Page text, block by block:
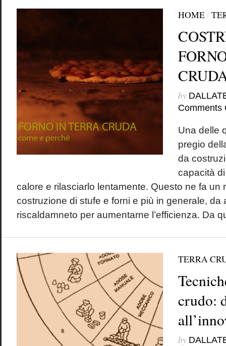
HOME/
by
Comments
Una delle
pregio
da
capacità
calore e rilasciarlo lentamente. Questo ne fa un
costruzione di stufe e forni e più in generale, da
riscaldamneto per aumentarne l’efficienza. Da
TERRA
crudo:
by